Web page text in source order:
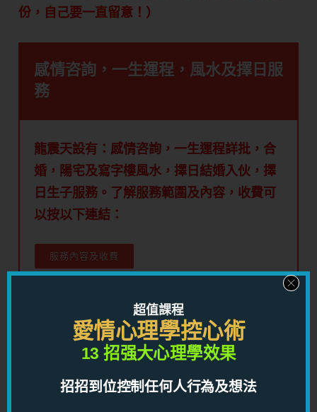
份，自己要一直留意！）
感情咨詢，一生運程，風水及擇日服
務
龍震天設有：感情咨詢，一生運程詳批，合
婚，陽宅及寫字樓風水，擇日結婚入伙，擇
日生子服務。了解服務範圍及內容，收費可
以按以下連結：
服務內容及收費
加我進 Facebook，讓你從此交上好
超值課程
愛情心理學控心術
13 招强大心理學效果
招招到位控制任何人行為及想法